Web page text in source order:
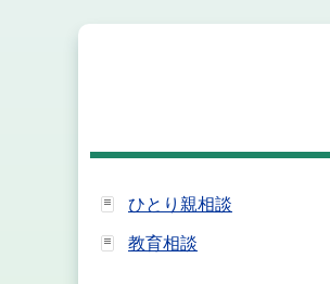
ひとり親相談
教育相談